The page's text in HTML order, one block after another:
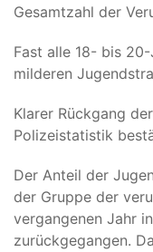
Gesamtzahl der
Fast alle 18- bis
milderen
Klarer Rückgang
Polizeistatistik
Der Anteil der
der Gruppe der
vergangenen Jahr in
zurückgegangen.